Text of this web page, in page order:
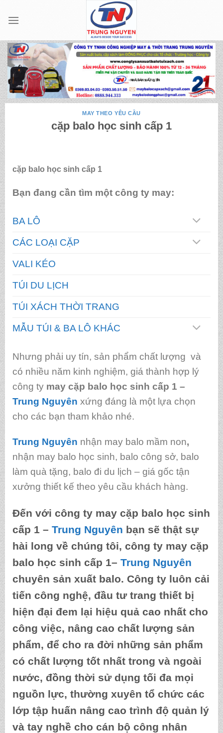
MAY THEO YÊU CẦU
cặp balo học sinh cấp 1
cặp balo học sinh cấp 1
Bạn đang cần tìm một công ty may:
BA LÔ
CÁC LOẠI CẶP
VALI KÉO
TÚI DU LỊCH
TÚI XÁCH THỜI TRANG
MẪU TÚI & BA LÔ KHÁC
Nhưng phải uy tín, sản phẩm chất lượng và
có nhiều năm kinh nghiệm, giá thành hợp lý
công ty may cặp balo học sinh cấp 1 –
Trung Nguyên xứng đáng là một lựa chọn
cho các bạn tham khảo nhé.
Trung Nguyên nhận may balo mầm non,
nhận may balo học sinh, balo công sở, balo
làm quà tặng, balo đi du lịch – giá gốc tận
xưởng thiết kế theo yêu cầu khách hàng.
Đến với công ty may cặp balo học sinh
cấp 1 – Trung Nguyên bạn sẽ thật sự
hài long về chúng tôi, công ty may cặp
balo học sinh cấp 1– Trung Nguyên
chuyên sản xuất balo. Công ty luôn cải
tiến công nghệ, đầu tư trang thiết bị
hiện đại đem lại hiệu quả cao nhất cho
công việc, nâng cao chất lượng sản
phẩm, để cho ra đời những sản phẩm
có chất lượng tốt nhất trong và ngoài
nước, đồng thời sử dụng tối đa mọi
nguồn lực, thường xuyên tổ chức các
lớp tập huấn nâng cao trình độ quản lý
và tay nghề cho cán bộ công nhân